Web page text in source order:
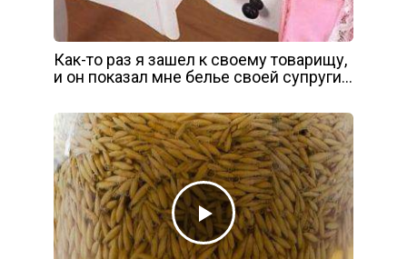
Как-то раз я зашел к своему товарищу,
и он показал мне белье своей супруги…